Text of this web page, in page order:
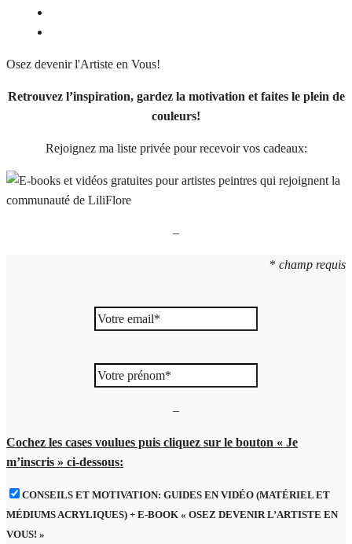
Osez devenir l'Artiste en Vous!
Retrouvez l’inspiration, gardez la motivation et faites le plein de
couleurs!
Rejoignez ma liste privée pour recevoir vos cadeaux:
–
* champ requis
–
Cochez les cases voulues puis cliquez sur le bouton « Je
m’inscris » ci-dessous:
CONSEILS ET MOTIVATION: GUIDES EN VIDÉO (MATÉRIEL ET
MÉDIUMS ACRYLIQUES) + E-BOOK « OSEZ DEVENIR L’ARTISTE EN
VOUS! »